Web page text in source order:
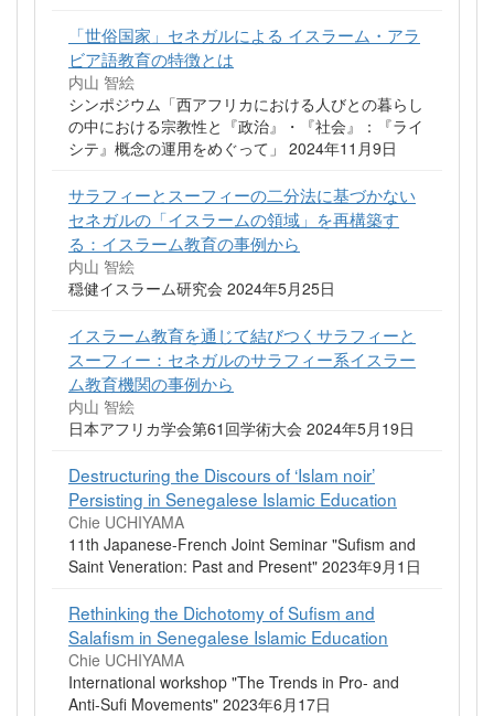
「世俗国家」セネガルによる イスラーム・アラ
ビア語教育の特徴とは
内山 智絵
シンポジウム「西アフリカにおける人びとの暮らし
の中における宗教性と『政治』・『社会』：『ライ
シテ』概念の運用をめぐって」 2024年11月9日
サラフィーとスーフィーの二分法に基づかない
セネガルの「イスラームの領域」を再構築す
る：イスラーム教育の事例から
内山 智絵
穏健イスラーム研究会 2024年5月25日
イスラーム教育を通じて結びつくサラフィーと
スーフィー：セネガルのサラフィー系イスラー
ム教育機関の事例から
内山 智絵
日本アフリカ学会第61回学術大会 2024年5月19日
Destructuring the Discours of ‘Islam noir’
Persisting in Senegalese Islamic Education
Chie UCHIYAMA
11th Japanese-French Joint Seminar "Sufism and
Saint Veneration: Past and Present" 2023年9月1日
Rethinking the Dichotomy of Sufism and
Salafism in Senegalese Islamic Education
Chie UCHIYAMA
International workshop "The Trends in Pro- and
Anti-Sufi Movements" 2023年6月17日